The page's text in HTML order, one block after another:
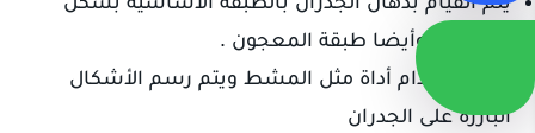
عادي جدا وأيضا طبقة المعجون .
يتم استخدام أداة مثل المشط ويتم رسم الأشكال
البارزة على الجدران